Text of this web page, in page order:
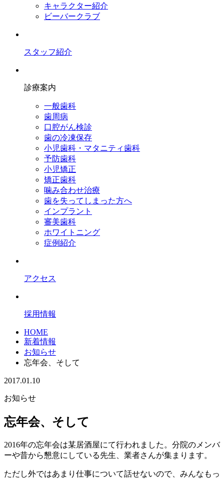
キャラクター紹介
ビーバークラブ
スタッフ紹介
診療案内
一般歯科
歯周病
口腔がん検診
歯の冷凍保存
小児歯科・マタニティ歯科
予防歯科
小児矯正
矯正歯科
噛み合わせ治療
歯を失ってしまった方へ
インプラント
審美歯科
ホワイトニング
症例紹介
アクセス
採用情報
HOME
新着情報
お知らせ
忘年会、そして
2017.01.10
お知らせ
忘年会、そして
2016年の忘年会は某居酒屋にて行われました。分院のメンバ
ーや昔から懇意にしている先生、業者さんが集まります。
ただし外ではあまり仕事について話せないので、みんなもっ